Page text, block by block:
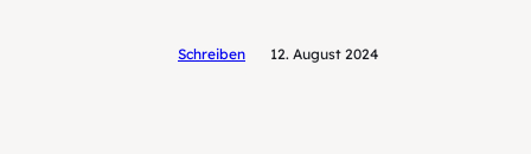
Schreiben 12. August 2024